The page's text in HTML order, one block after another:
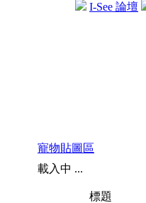
I-See 論壇
寵物貼圖區
載入中 ...
標題